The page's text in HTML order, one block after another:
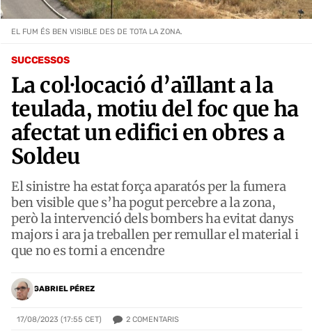
SUCCESSOS
La col·locació d’aïllant a la
teulada, motiu del foc que ha
afectat un edifici en obres a
Soldeu
El sinistre ha estat força aparatós per la fumera
ben visible que s’ha pogut percebre a la zona,
però la intervenció dels bombers ha evitat danys
majors i ara ja treballen per remullar el material i
que no es torni a encendre
GABRIEL PÉREZ
17/08/2023 (17:55 CET) 2 COMENTARIS
EL FUM ÉS BEN VISIBLE DES DE TOTA LA ZONA.